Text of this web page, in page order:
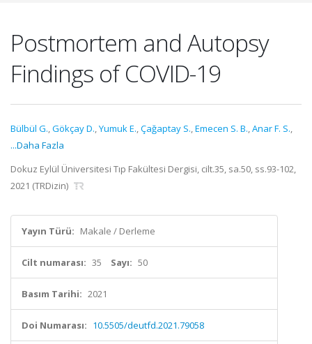
Postmortem and Autopsy
Findings of COVID-19
Bülbül G.,Gökçay D.,Yumuk E.,Çağaptay S.,Emecen S. B.,Anar F. S.,
...Daha Fazla
Dokuz Eylül Üniversitesi Tıp Fakültesi Dergisi, cilt.35, sa.50, ss.93-102,
2021 (TRDizin)
Yayın Türü: Makale / Derleme
Cilt numarası: 35 Sayı: 50
Basım Tarihi: 2021
Doi Numarası: 10.5505/deutfd.2021.79058